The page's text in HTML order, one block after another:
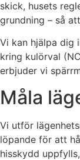
skick, husets
grundning – så
Vi kan hjälpa dig
kring kulörval
erbjuder vi
Måla
Vi utför
löpande för att
hisskydd